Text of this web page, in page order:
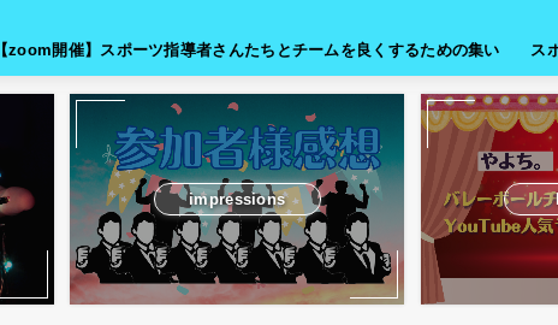
【zoom開催】スポーツ指導者さんたちとチームを良くするための集い ス
impressions